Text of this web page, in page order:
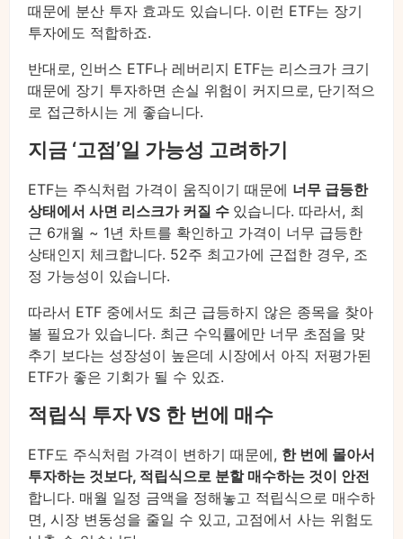
때문에 분산 투자 효과도 있습니다. 이런 ETF는 장기
투자에도 적합하죠.
반대로, 인버스 ETF나 레버리지 ETF는 리스크가 크기
때문에 장기 투자하면 손실 위험이 커지므로, 단기적으
로 접근하시는 게 좋습니다.
지금 ‘고점’일 가능성 고려하기
ETF는 주식처럼 가격이 움직이기 때문에 너무 급등한
상태에서 사면 리스크가 커질 수 있습니다. 따라서, 최
근 6개월 ~ 1년 차트를 확인하고 가격이 너무 급등한
상태인지 체크합니다. 52주 최고가에 근접한 경우, 조
정 가능성이 있습니다.
따라서 ETF 중에서도 최근 급등하지 않은 종목을 찾아
볼 필요가 있습니다. 최근 수익률에만 너무 초점을 맞
추기 보다는 성장성이 높은데 시장에서 아직 저평가된
ETF가 좋은 기회가 될 수 있죠.
적립식 투자 VS 한 번에 매수
ETF도 주식처럼 가격이 변하기 때문에, 한 번에 몰아서
투자하는 것보다, 적립식으로 분할 매수하는 것이 안전
합니다. 매월 일정 금액을 정해놓고 적립식으로 매수하
면, 시장 변동성을 줄일 수 있고, 고점에서 사는 위험도